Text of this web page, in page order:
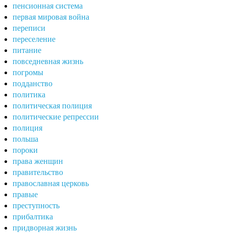
пенсионная система
первая мировая война
переписи
переселение
питание
повседневная жизнь
погромы
подданство
политика
политическая полиция
политические репрессии
полиция
польша
пороки
права женщин
правительство
православная церковь
правые
преступность
прибалтика
придворная жизнь